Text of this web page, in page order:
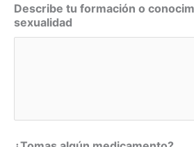
Describe tu formación o
sexualidad